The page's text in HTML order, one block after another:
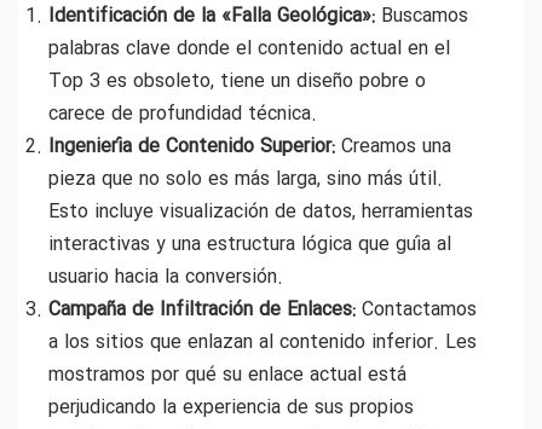
Identificación de la «Falla Geológica»: Buscamos
palabras clave donde el contenido actual en el
Top 3 es obsoleto, tiene un diseño pobre o
carece de profundidad técnica.
Ingeniería de Contenido Superior: Creamos una
pieza que no solo es más larga, sino más útil.
Esto incluye visualización de datos, herramientas
interactivas y una estructura lógica que guía al
usuario hacia la conversión.
Campaña de Infiltración de Enlaces: Contactamos
a los sitios que enlazan al contenido inferior. Les
mostramos por qué su enlace actual está
perjudicando la experiencia de sus propios